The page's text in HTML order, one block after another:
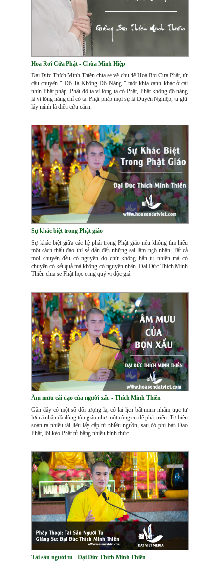
Hoa Rơi Cửa Phật - Chùa Minh Hiệp
Đại Đức Thích Minh Thiền chia sẻ về chủ để Hoa Rơi Cửa Phật, từ
câu chuyện " Độ Ta Không Độ Nàng " một khía cạnh khác ở cái
nhìn Phật pháp. Phật độ ta vì lòng ta có Phật, Phật không độ nàng
là vì lòng nàng chỉ có ta. Phật pháp mọi sự là Duyên Nghiệp, tu giữ
lấy mình là điều cứu cánh.
Sự khác biệt trong Phật giáo
Sự khác biệt giữa các hệ phái trong Phật giáo nếu không tìm hiểu
một cách thấu đáo thì sẻ dẫn đến những sai lầm ngộ nhận. Tất cả
mọi chuyện đều có nguyên do chứ không hẳn tự nhiên mà có
chuyện có kết quả mà không có nguyên nhân. Đại Đức Thích Minh
Thiền chia sẻ Phật học cùng quý vị độc giả.
Âm mưu cải đạo của người xấu - Thích Minh Thiền
Gần đây có một số đối tượng lạ, có lai lịch bất minh nhằm trục tư
lợi cá nhân đã dùng tôn giáo như một công cụ để phát triển. Tự biên
soạn ra nhiều tài liệu lấy cắp từ nhiều nguồn, sau đó phí bán Đạo
Phật, lôi kéo Phật tử bằng nhiều hình thức.
Tài sản người tu - Đại Đức Thích Minh Thiền